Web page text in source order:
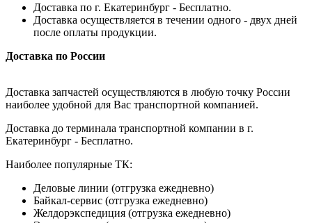
Доставка по г. Екатеринбург - Бесплатно.
Доставка осуществляется в течении одного - двух дней
после оплаты продукции.
Доставка по России
Доставка запчастей осуществляются в любую точку России
наиболее удобной для Вас транспортной компанией.
Доставка до терминала транспортной компании в г.
Екатеринбург - Бесплатно.
Наиболее популярные ТК:
Деловые линии (отгрузка ежедневно)
Байкал-сервис (отгрузка ежедневно)
Желдорэкспедиция (отгрузка ежедневно)